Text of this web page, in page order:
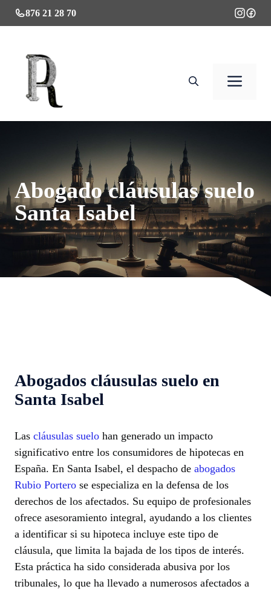
Saltar
al
876 21 28 70
Abogado cláusulas suelo
Santa Isabel
Abogados cláusulas suelo en
Santa Isabel
Las cláusulas suelo han generado un impacto
significativo entre los consumidores de hipotecas en
España. En Santa Isabel, el despacho de abogados
Rubio Portero se especializa en la defensa de los
derechos de los afectados. Su equipo de profesionales
ofrece asesoramiento integral, ayudando a los clientes
a identificar si su hipoteca incluye este tipo de
cláusula, que limita la bajada de los tipos de interés.
Esta práctica ha sido considerada abusiva por los
tribunales, lo que ha llevado a numerosos afectados a